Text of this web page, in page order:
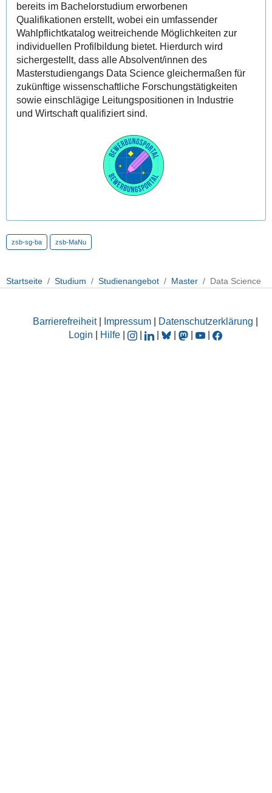
bereits im Bachelorstudium erworbenen
Qualifikationen erstellt, wobei ein umfassender
Wahlpflichtkatalog weitreichende Möglichkeiten zur
individuellen Profilbildung bietet. Hierdurch wird
sichergestellt, dass alle Absolvent/innen des
Masterstudiengangs Data Science gleichermaßen für
zukünftige wissenschaftliche Forschungstätigkeiten
sowie einschlägige Leitungspositionen in Industrie
und Wirtschaft qualifiziert sind.
zsb-sg-ba zsb-MaNu
Startseite Studium Studienangebot Master Data Science
Barrierefreiheit| Impressum Datenschutzerklärung
Login
Hilfe